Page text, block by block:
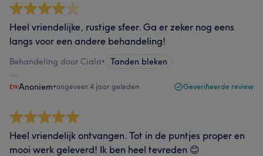
Heel vriendelijke, rustige sfeer. Ga er zeker nog eens
langs voor een andere behandeling!
Behandeling door Ciala• Tanden bleken
Anoniem•ongeveer 4 jaar geleden Geverifieerde review
Heel vriendelijk ontvangen. Tot in de puntjes proper en
mooi werk geleverd! Ik ben heel tevreden 😊